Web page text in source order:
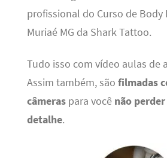
profissional do Curso de Body
Muriaé MG da Shark Tattoo.
Tudo isso com vídeo aulas de
Assim também, são filmadas
câmeraspara você não
detalhe.